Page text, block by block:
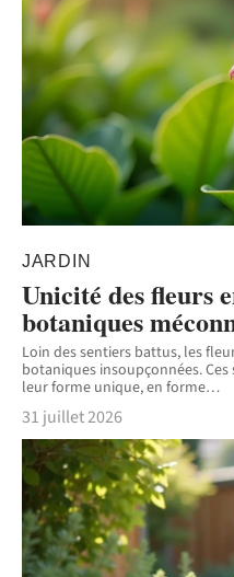
JARDIN
Unicité des fleurs
botaniques
Loin des sentiers battus, les
botaniques insoupçonnées.
leur forme unique, en forme…
31 juillet 2026